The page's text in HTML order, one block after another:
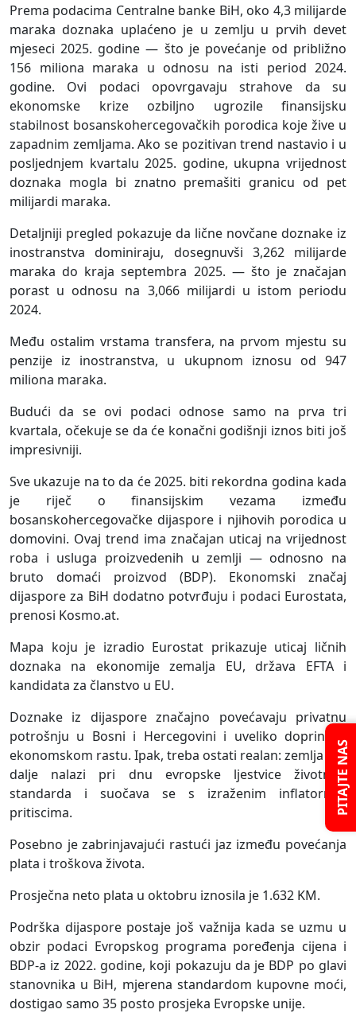
PITAJTE NAS
Prema podacima Centralne banke BiH, oko 4,3 milijarde
maraka doznaka uplaćeno je u zemlju u prvih devet
mjeseci 2025. godine — što je povećanje od približno
156 miliona maraka u odnosu na isti period 2024.
godine. Ovi podaci opovrgavaju strahove da su
ekonomske krize ozbiljno ugrozile finansijsku
stabilnost bosanskohercegovačkih porodica koje žive u
zapadnim zemljama. Ako se pozitivan trend nastavio i u
posljednjem kvartalu 2025. godine, ukupna vrijednost
doznaka mogla bi znatno premašiti granicu od pet
milijardi maraka.
Detaljniji pregled pokazuje da lične novčane doznake iz
inostranstva dominiraju, dosegnuvši 3,262 milijarde
maraka do kraja septembra 2025. — što je značajan
porast u odnosu na 3,066 milijardi u istom periodu
2024.
Među ostalim vrstama transfera, na prvom mjestu su
penzije iz inostranstva, u ukupnom iznosu od 947
miliona maraka.
Budući da se ovi podaci odnose samo na prva tri
kvartala, očekuje se da će konačni godišnji iznos biti još
impresivniji.
Sve ukazuje na to da će 2025. biti rekordna godina kada
je riječ o finansijskim vezama između
bosanskohercegovačke dijaspore i njihovih porodica u
domovini. Ovaj trend ima značajan uticaj na vrijednost
roba i usluga proizvedenih u zemlji — odnosno na
bruto domaći proizvod (BDP). Ekonomski značaj
dijaspore za BiH dodatno potvrđuju i podaci Eurostata,
prenosi Kosmo.at.
Mapa koju je izradio Eurostat prikazuje uticaj ličnih
doznaka na ekonomije zemalja EU, država EFTA i
kandidata za članstvo u EU.
Doznake iz dijaspore značajno povećavaju privatnu
potrošnju u Bosni i Hercegovini i uveliko doprinose
ekonomskom rastu. Ipak, treba ostati realan: zemlja se i
dalje nalazi pri dnu evropske ljestvice životnog
standarda i suočava se s izraženim inflatornim
pritiscima.
Posebno je zabrinjavajući rastući jaz između povećanja
plata i troškova života.
Prosječna neto plata u oktobru iznosila je 1.632 KM.
Podrška dijaspore postaje još važnija kada se uzmu u
obzir podaci Evropskog programa poređenja cijena i
BDP-a iz 2022. godine, koji pokazuju da je BDP po glavi
stanovnika u BiH, mjerena standardom kupovne moći,
dostigao samo 35 posto prosjeka Evropske unije.